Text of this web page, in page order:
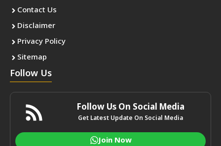
Contact Us
Disclaimer
Privacy Policy
Sitemap
Follow Us
Follow Us On Social Media
Get Latest Update On Social Media
Join Now